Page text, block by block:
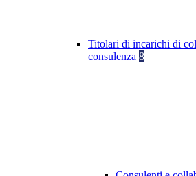
Titolari di incarichi di
consulenza 8